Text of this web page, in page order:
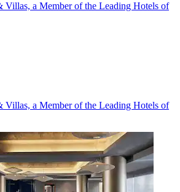
Villas, a Member of the Leading Hotels of
Villas, a Member of the Leading Hotels of